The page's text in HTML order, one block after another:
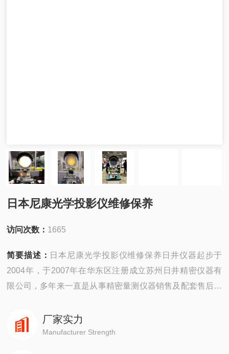
日本尼康光学投影仪维修保养
访问次数： 1665
简要描述： 日本尼康光学投影仪维修保养日井仪器起步于
2004年，于2007年在华东区注册成立苏州日井精密仪器有
限公司，多年来一直是从事精密量测仪器销售及配套售后维
公司主要销售：影像测量仪，二次元，三次元，三次元，光
厂家实力
Manufacturer Strength